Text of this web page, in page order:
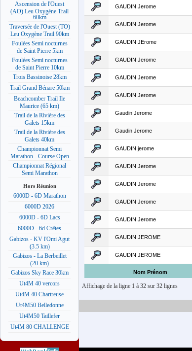
Ascension de l'Ouest
(AO) Leu Oxygène Trail
60km
Traversée de l'Ouest (TO)
Leu Oxygène Trail 90km
Foulées Semi nocturnes
de Saint Pierre 5km
Foulées Semi nocturnes
de Saint Pierre 10km
Trois Bassinoise 28km
Trail Grand Bénare 50km
Beachcomber Trail Ile
Maurice (65 km)
Trail de la Rivière des
Galets 15km
Trail de la Rivière des
Galets 40km
Championnat Semi
Marathon - Course Open
Championnat Régional
Semi Marathon
Hors Réunion
6000D - 6D Marathon
6000D 2026
6000D - 6D Lacs
6000D - 6d Crêtes
Gabizos - KV l'Omi Agut
(3.5 km)
Gabizos - La Berbeillet
(20 km)
Gabizos Sky Race 30km
Ut4M 40 vercors
Ut4M 40 Chartreuse
Ut4M50 Belledonne
Ut4M50 Taillefer
Ut4M 80 CHALLENGE
Nom Prénom
GAUDIN Jerome
GAUDIN Jerome
GAUDIN JErome
GAUDIN Jerome
GAUDIN Jerome
GAUDIN Jerome
Gaudin Jerome
Gaudin Jerome
GAUDIN jerome
GAUDIN Jerome
GAUDIN Jerome
GAUDIN Jerome
GAUDIN Jerome
GAUDIN JEROME
GAUDIN JEROME
Affichage de la ligne 1 à 32 sur 32 lignes